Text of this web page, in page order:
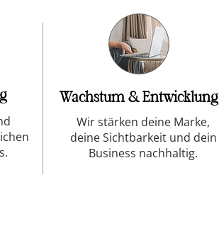
Wachstum & Entwicklung
Wir stärken deine Marke,
deine Sichtbarkeit und dein
Business nachhaltig.